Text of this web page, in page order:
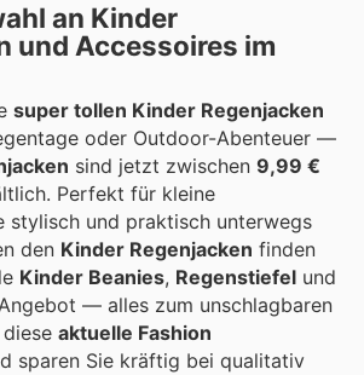
an Kinder
und Accessoires im
super tollen Kinder Regenjacken
oder Outdoor-Abenteuer —
sind jetzt zwischen 9,99 €
Perfekt für kleine
stylisch und praktisch unterwegs
den Kinder Regenjacken finden
Kinder Beanies, Regenstiefel und
— alles zum unschlagbaren
aktuelle Fashion
sparen Sie kräftig bei qualitativ